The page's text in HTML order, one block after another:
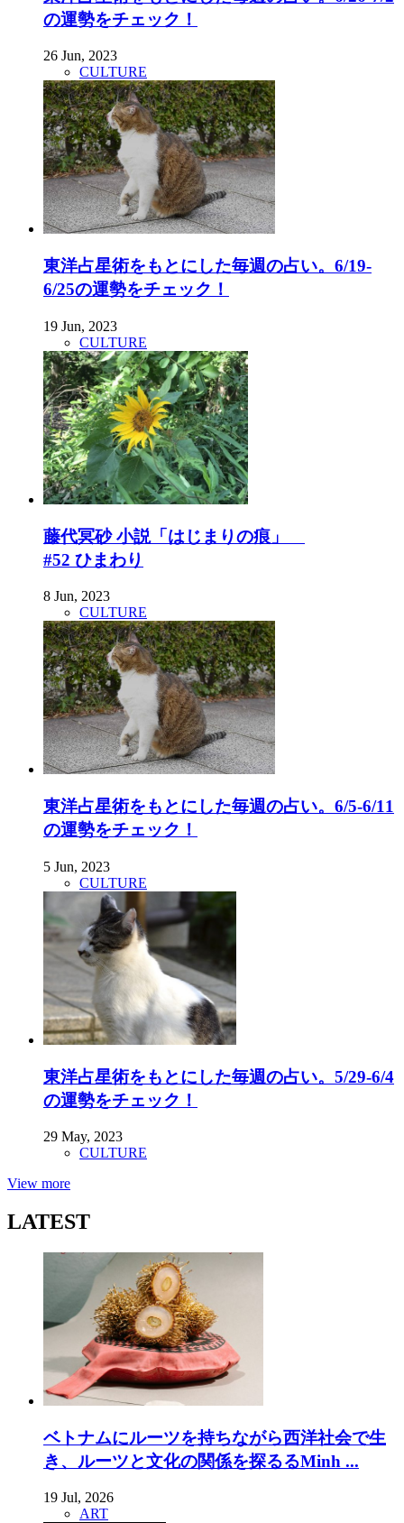
の運勢をチェック！
26 Jun, 2023
CULTURE
東洋占星術をもとにした毎週の占い。6/19-
6/25の運勢をチェック！
19 Jun, 2023
CULTURE
藤代冥砂 小説「はじまりの痕」
#52 ひまわり
8 Jun, 2023
CULTURE
東洋占星術をもとにした毎週の占い。6/5-6/11
の運勢をチェック！
5 Jun, 2023
CULTURE
東洋占星術をもとにした毎週の占い。5/29-6/4
の運勢をチェック！
29 May, 2023
CULTURE
View more
LATEST
ベトナムにルーツを持ちながら西洋社会で生
き、ルーツと文化の関係を探るるMinh ...
19 Jul, 2026
ART